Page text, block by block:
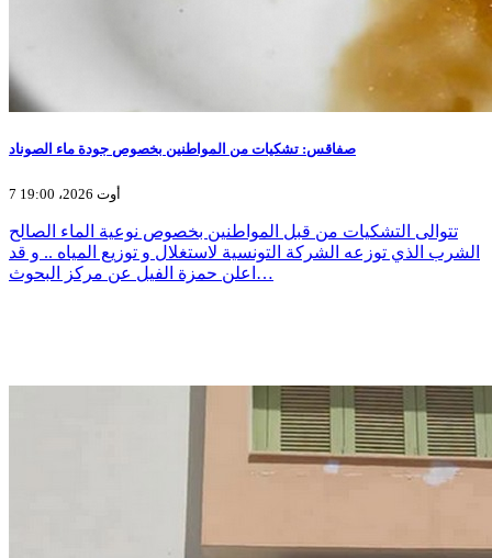
صفاقس: تشكيات من المواطنين بخصوص جودة ماء الصوناد
7 أوت 2026، 19:00
تتوالى التشكيات من قبل المواطنين بخصوص نوعية الماء الصالح
الشرب الذي توزعه الشركة التونسية لاستغلال و توزيع المياه .. و قد
اعلن حمزة الفيل عن مركز البحوث…